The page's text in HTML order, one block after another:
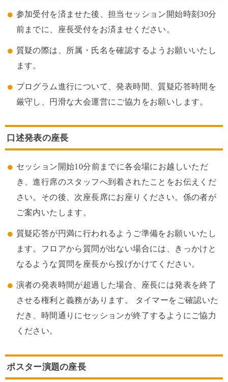
参加受付を済ませた後、担当セッション開始時刻30分
前までに、座長受付をお済ませください。
質疑の際は、所属・氏名を確認するようお願いいたし
ます。
プログラム進行について、発表時間、質疑応答時間を
厳守し、円滑な大会運営にご協力をお願いします。
口述発表の座長
セッション開始10分前までに各会場にお越しいただ
き、進行席のスタッフへ到着されたことをお伝えくだ
さい。その後、次座長席にお座りください。係の者が
ご案内いたします。
質疑応答が円満に行われるようご準備をお願いいたし
ます。フロアから質問が出ない場合には、きっかけと
なるような質問を座長から投げかけてください。
演者の発表時間が超過した場合、座長には発表を終了
させる権利と義務があります。 タイマーをご確認いた
だき、時間通りにセッションが終了するようにご協力
ください。
ポスター演題の座長